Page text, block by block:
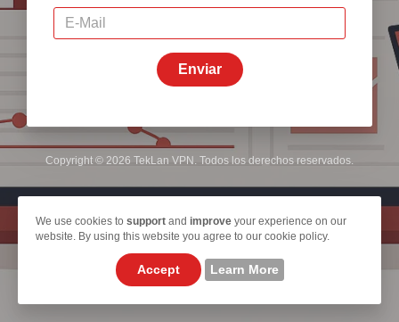
Enviar
Copyright © 2026 TekLan VPN. Todos los derechos reservados.
We use cookies to support and improve your experience on our
website. By using this website you agree to our cookie policy.
Accept Learn More